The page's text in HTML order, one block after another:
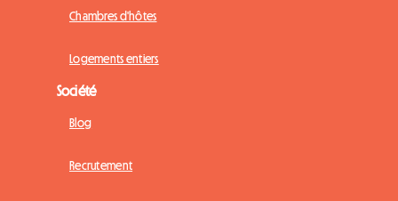
Chambres d'hôtes
Logements entiers
Société
Blog
Recrutement